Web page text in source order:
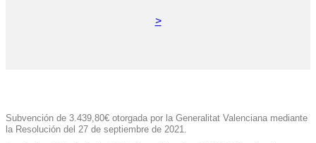
>
Subvención de 3.439,80€ otorgada por la Generalitat Valenciana mediante
la Resolución del 27 de septiembre de 2021.